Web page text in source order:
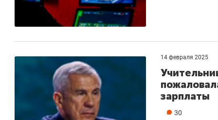
14 февраля 2025
зарплаты
30